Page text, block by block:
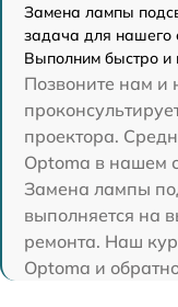
Замена лампы
задача для нашего
Выполним быстро и
Позвоните нам и
проектора.
Optoma в нашем
Замена лампы
выполняется на
ремонта. Наш
Optoma и